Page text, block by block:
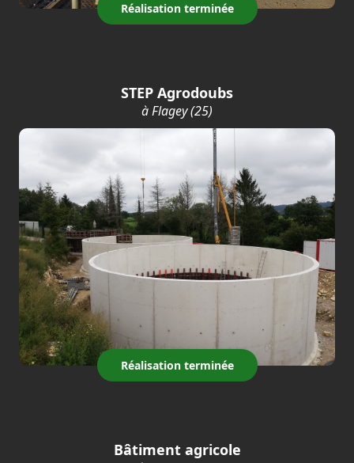
Réalisation terminée
STEP Agrodoubs
à Flagey (25)
Réalisation terminée
Bâtiment agricole